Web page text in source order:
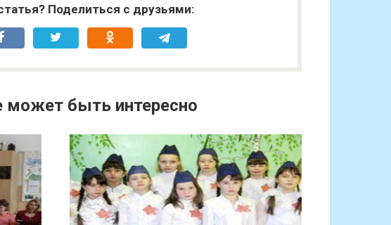
Поделиться с друзьями:
может быть интересно